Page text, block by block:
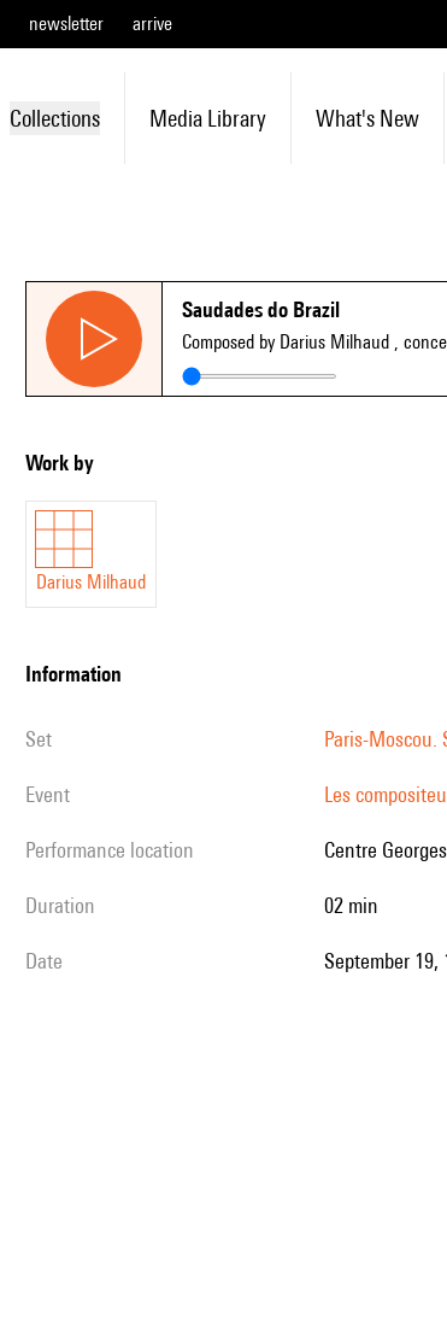
newsletter arrive
Collections Media Library What's New
Saudades do Brazil
Composed by Darius Milhaud ,
Work by
Darius Milhaud
information
set Paris-Moscou.
event Les
performance location Centre
duration 02 min
date September 19,